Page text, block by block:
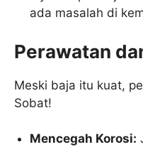
ada masalah di
Perawatan
Meski baja itu kuat,
Sobat!
Mencegah Korosi: